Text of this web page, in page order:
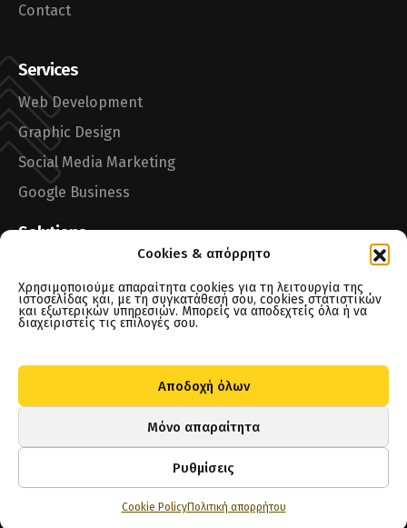
Cookies & απόρρητο
Χρησιμοποιούμε απαραίτητα cookies για τη λειτουργία της
ιστοσελίδας και, με τη συγκατάθεσή σου, cookies στατιστικών
και εξωτερικών υπηρεσιών. Μπορείς να αποδεχτείς όλα ή να
διαχειριστείς τις επιλογές σου.
Αποδοχή όλων
Μόνο απαραίτητα
Ρυθμίσεις
Cookie PolicyΠολιτική απορρήτου
Contact
Services
Web Development
Graphic Design
Social Media Marketing
Google Business
Solutions
Tsitah Maps Boost
Notes
Tsitah © 2026. All Rights Reserved.
Terms of Use